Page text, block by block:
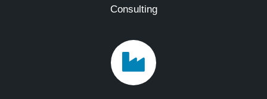
Consulting